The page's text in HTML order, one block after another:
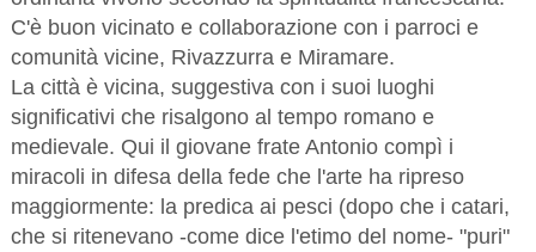
C'è buon vicinato e collaborazione con i parroci e
comunità vicine, Rivazzurra e Miramare.
La città è vicina, suggestiva con i suoi luoghi
significativi che risalgono al tempo romano e
medievale. Qui il giovane frate Antonio compì i
miracoli in difesa della fede che l'arte ha ripreso
maggiormente: la predica ai pesci (dopo che i catari,
che si ritenevano -come dice l'etimo del nome- "puri"